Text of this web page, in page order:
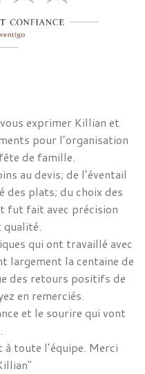
exprimer Killian et
pour l’organisation
de famille.
au devis; de l’éventail
des plats; du choix des
fut fait avec précision
qui ont travaillé avec
largement la centaine de
des retours positifs de
en remerciés.
et le sourire qui vont
toute l’équipe. Merci